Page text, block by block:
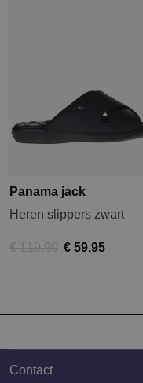
Panama jack
Heren slippers zwart
€ 119,90 € 59,95
Contact